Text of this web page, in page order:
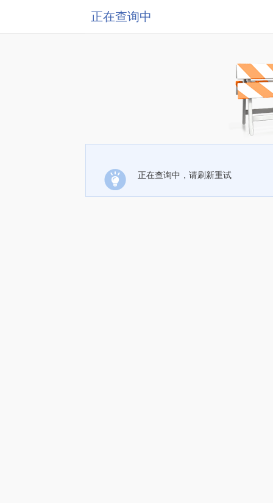
正在查询中
正在查询中，请刷新重试